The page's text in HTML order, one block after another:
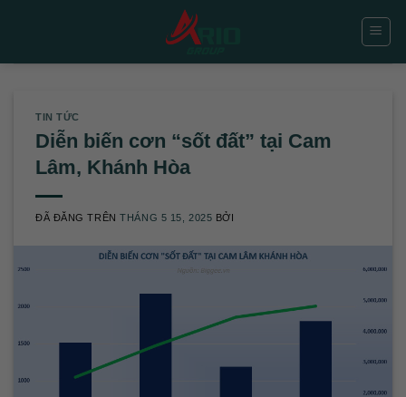
TIN TỨC
Diễn biến cơn “sốt đất” tại Cam
Lâm, Khánh Hòa
ĐÃ ĐĂNG TRÊNTHÁNG 5 15, 2025 BỞI